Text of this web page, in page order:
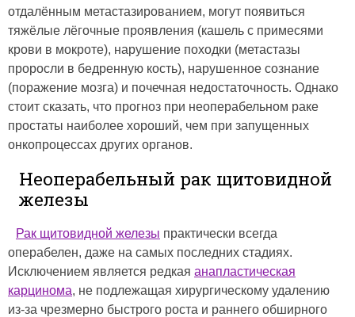
отдалённым метастазированием, могут появиться
тяжёлые лёгочные проявления (кашель с примесями
крови в мокроте), нарушение походки (метастазы
проросли в бедренную кость), нарушенное сознание
(поражение мозга) и почечная недостаточность. Однако
стоит сказать, что прогноз при неоперабельном раке
простаты наиболее хороший, чем при запущенных
онкопроцессах других органов.
Неоперабельный рак щитовидной
железы
Рак щитовидной железы практически всегда
операбелен, даже на самых последних стадиях.
Исключением является редкая анапластическая
карцинома, не подлежащая хирургическому удалению
из-за чрезмерно быстрого роста и раннего обширного